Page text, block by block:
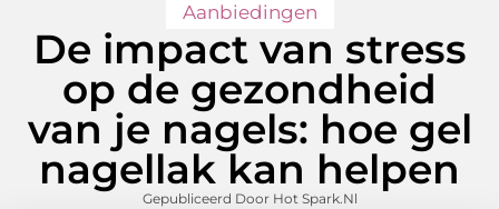
Aanbiedingen
De impact van stress
op de gezondheid
van je nagels: hoe gel
nagellak kan helpen
Gepubliceerd Door Hot Spark.nl